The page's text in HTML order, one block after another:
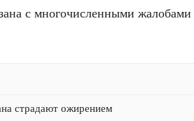
с многочисленными
страдают ожирением